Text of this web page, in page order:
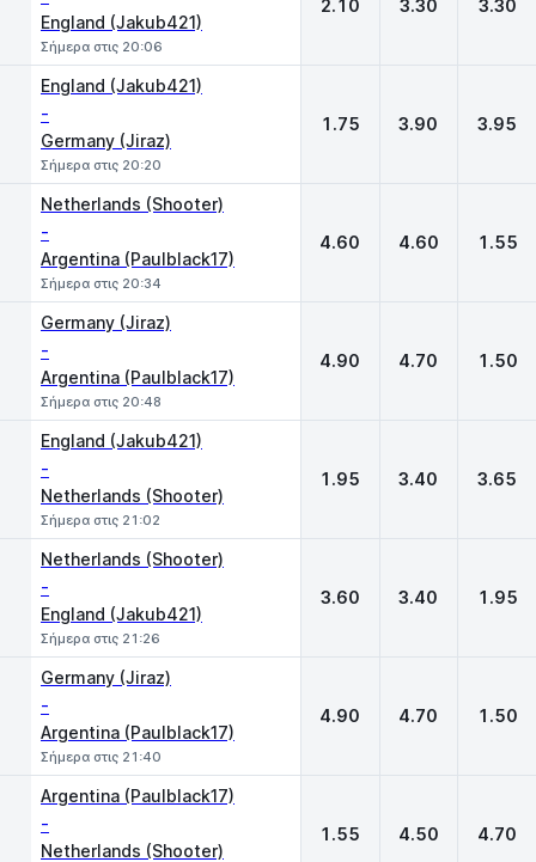
England (Jakub421)
Σήμερα στις 20:06
2.10 3.30 3.30
England (Jakub421)
-
Germany (Jiraz)
Σήμερα στις 20:20
1.75 3.90 3.95
Netherlands (Shooter)
-
Argentina (Paulblack17)
Σήμερα στις 20:34
4.60 4.60 1.55
Germany (Jiraz)
-
Argentina (Paulblack17)
Σήμερα στις 20:48
4.90 4.70 1.50
England (Jakub421)
-
Netherlands (Shooter)
Σήμερα στις 21:02
1.95 3.40 3.65
Netherlands (Shooter)
-
England (Jakub421)
Σήμερα στις 21:26
3.60 3.40 1.95
Germany (Jiraz)
-
Argentina (Paulblack17)
Σήμερα στις 21:40
4.90 4.70 1.50
Argentina (Paulblack17)
-
Netherlands (Shooter)
1.55 4.50 4.70